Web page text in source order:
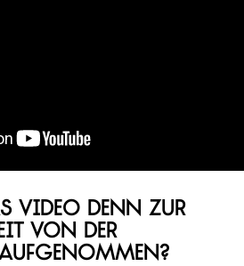
Video denn zur
von der